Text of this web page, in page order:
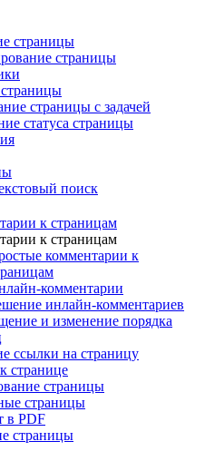
страницы
страницы
страницы с задачей
статуса страницы
поиск
к страницам
к страницам
комментарии к
комментарии
инлайн-комментариев
и изменение порядка
ссылки на страницу
странице
страницы
страницы
в PDF
страницы